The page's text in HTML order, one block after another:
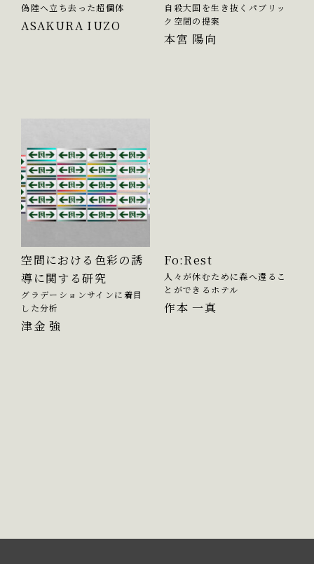
偽陸へ立ち去った超個体
ASAKURA IUZO
自殺大国を生き抜くパブリッ
ク空間の提案
本宮 陽向
空間における色彩の誘
導に関する研究
グラデーションサインに着目
した分析
津金 強
Fo:Rest
人々が休むために森へ還るこ
とができるホテル
作本 一真